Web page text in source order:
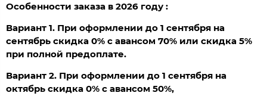
Особенности заказа в 2026 году :
Вариант 1. При оформлении до 1 сентября на
сентябрь скидка 0% с авансом 70% или скидка 5%
при полной предоплате.
Вариант 2. При оформлении до 1 сентября на
октябрь скидка 0% с авансом 50%,